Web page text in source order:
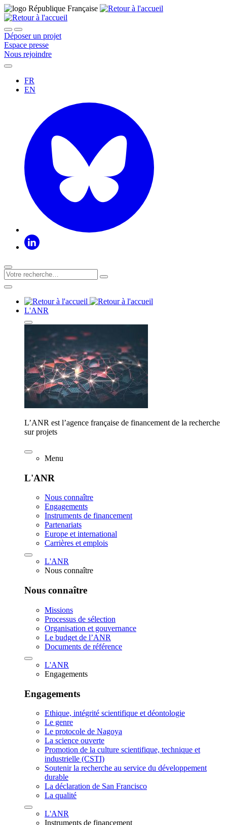
Déposer un projet
Espace presse
Nous rejoindre
FR
EN
L'ANR
L’ANR est l’agence française de financement de la recherche
sur projets
Menu
L'ANR
Nous connaître
Engagements
Instruments de financement
Partenariats
Europe et international
Carrières et emplois
L'ANR
Nous connaître
Nous connaître
Missions
Processus de sélection
Organisation et gouvernance
Le budget de l’ANR
Documents de référence
L'ANR
Engagements
Engagements
Ethique, intégrité scientifique et déontologie
Le genre
Le protocole de Nagoya
La science ouverte
Promotion de la culture scientifique, technique et
industrielle (CSTI)
Soutenir la recherche au service du développement
durable
La déclaration de San Francisco
La qualité
L'ANR
Instruments de financement